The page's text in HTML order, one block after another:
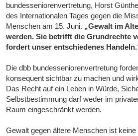
bundesseniorenvertretung, Horst
des Internationalen Tages gegen die
Menschen am 15. Juni. „Gewalt im
werden. Sie betrifft die Grundrechte
fordert unser entschiedenes
Die dbb bundesseniorenvertretung
konsequent sichtbar zu machen und
Das Recht auf ein Leben in Würde,
Selbstbestimmung darf weder im
Raum eingeschränkt werden.
Gewalt gegen ältere Menschen ist